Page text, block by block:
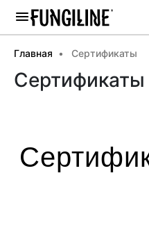
Главная Сертификаты
Сертификаты